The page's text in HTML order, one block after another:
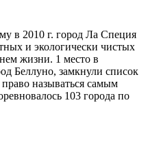
в 2010 г. город Ла Специя
и экологически чистых
жизни. 1 место в
Беллуно, замкнули список
называться самым
103 города по